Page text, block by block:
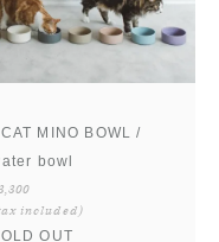
MINO BOWL /
bowl
included)
OUT